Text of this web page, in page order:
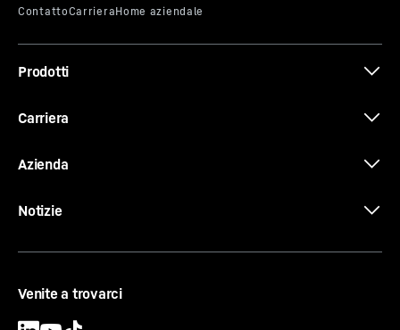
Prodotti
Carriera
Azienda
Notizie
Venite a trovarci